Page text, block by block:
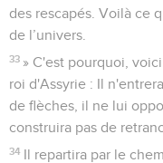
des rescapés. Voilà ce
de l’univers.
33 » C'est pourquoi,
roi d'Assyrie : Il
de flèches, il ne lui
construira pas de
34 Il repartira par le